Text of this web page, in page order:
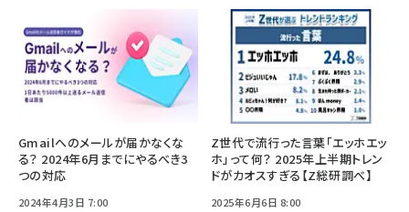
Gmailへのメールが届かなくな
る？ 2024年6月までにやるべき3
つの対応
2024年4月3日 7:00
Z世代で流行った言葉「エッホエッ
ホ」って何？ 2025年上半期トレン
ドがカオスすぎる【Z総研調べ】
2025年6月6日 8:00